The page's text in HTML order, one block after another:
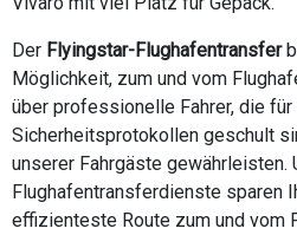
Der Flyingstar-Flughafentransfer
Möglichkeit, zum und vom
über professionelle Fahrer, die für
Sicherheitsprotokollen geschult
unserer Fahrgäste gewährleisten.
Flughafentransferdienste sparen
effizienteste Route zum und vom